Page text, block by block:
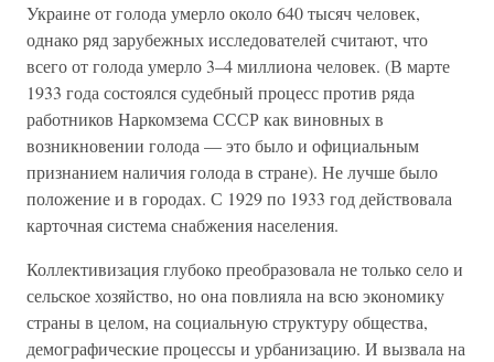
Украине от голода умерло около 640 тысяч человек,
однако ряд зарубежных исследователей считают, что
всего от голода умерло 3–4 миллиона человек. (В марте
1933 года состоялся судебный процесс против ряда
работников Наркомзема СССР как виновных в
возникновении голода — это было и официальным
признанием наличия голода в стране). Не лучше было
положение и в городах. С 1929 по 1933 год действовала
карточная система снабжения населения.
Коллективизация глубоко преобразовала не только село и
сельское хозяйство, но она повлияла на всю экономику
страны в целом, на социальную структуру общества,
демографические процессы и урбанизацию. И вызвала на